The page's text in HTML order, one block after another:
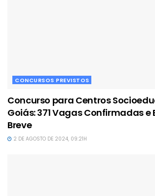
CONCURSOS PREVISTOS
Concurso para Centros
Goiás: 371 Vagas Confirmadas e
Breve
2 DE AGOSTO DE 2024, 09:21H